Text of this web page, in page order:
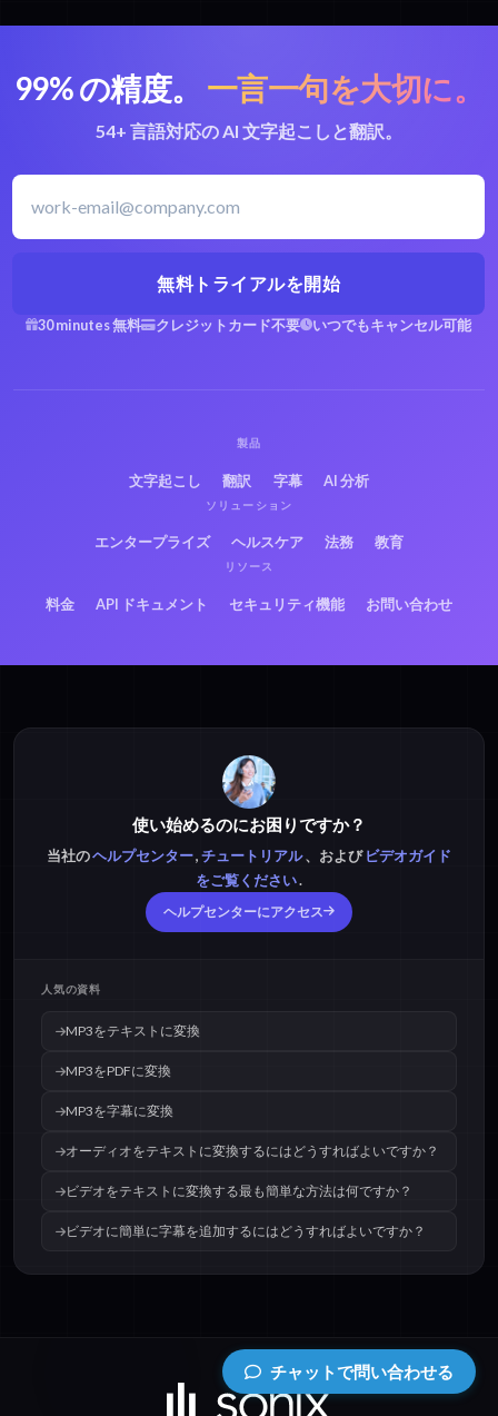
99% の精度。 一言一句を大切に。
54+ 言語対応の AI 文字起こしと翻訳。
無料トライアルを開始
30 minutes 無料 クレジットカード不要 いつでもキャンセル可能
製品
文字起こし 翻訳 字幕 AI 分析
ソリューション
エンタープライズ ヘルスケア 法務 教育
リソース
料金 API ドキュメント セキュリティ機能 お問い合わせ
使い始めるのにお困りですか？
当社のヘルプセンター,チュートリアル、およびビデオガイド
をご覧ください.
ヘルプセンターにアクセス
人気の資料
MP3をテキストに変換
MP3をPDFに変換
MP3を字幕に変換
オーディオをテキストに変換するにはどうすればよいですか？
ビデオをテキストに変換する最も簡単な方法は何ですか？
ビデオに簡単に字幕を追加するにはどうすればよいですか？
チャットで問い合わせる